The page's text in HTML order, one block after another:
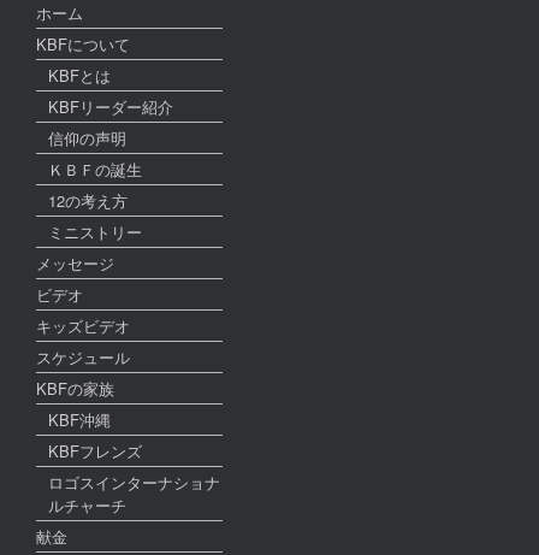
ホーム
KBFについて
KBFとは
KBFリーダー紹介
信仰の声明
ＫＢＦの誕生
12の考え方
ミニストリー
メッセージ
ビデオ
キッズビデオ
スケジュール
KBFの家族
KBF沖縄
KBFフレンズ
ロゴスインターナショナ
ルチャーチ
献金